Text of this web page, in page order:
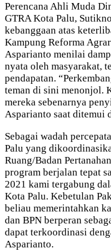
Perencana Ahli Muda
GTRA Kota Palu,
kebanggaan atas
Kampung Reforma
Asparianto menilai
nyata oleh masyarakat,
pendapatan.
teman di sini menonjol.
mereka sebenarnya
Asparianto saat ditemui
Sebagai wadah
Palu yang
Ruang/Badan
program berjalan tepat
2021 kami tergabung
Kota Palu. Kebetulan
beliau memerintahkan
dan BPN berperan
dapat terkoordinasi
Asparianto.